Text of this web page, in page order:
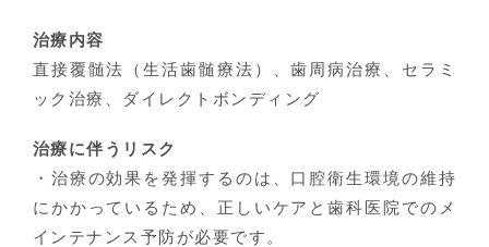
治療内容
直接覆髄法（生活歯髄療法）、歯周病治療、セラミ
ック治療、ダイレクトボンディング
治療に伴うリスク
・治療の効果を発揮するのは、口腔衛生環境の維持
にかかっているため、正しいケアと歯科医院でのメ
インテナンス予防が必要です。